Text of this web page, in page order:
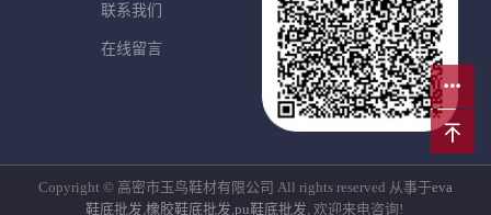
联系我们
在线留言
Copyright © 高密市玉鸟鞋材有限公司 All rights reserved 从事于eva
鞋底批发 橡胶鞋底批发 pu鞋底批发 , 欢迎来电咨询!